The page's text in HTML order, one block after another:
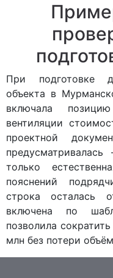
При подготовке
объекта в
включала
вентиляции
проектной
только
пояснений
строка осталась
включена по
позволила
млн без потери